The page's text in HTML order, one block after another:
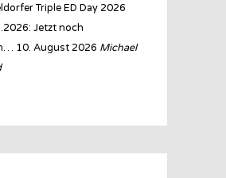
Triple ED Day 2026
Jetzt noch
10. August 2026 Michael